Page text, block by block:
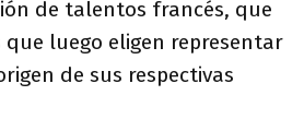
de talentos francés, que
que luego eligen representar
de sus respectivas